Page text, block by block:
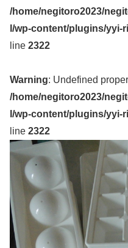
/home/negitoro2023/
l/wp-content/plugins/yyi-
line 2322
Warning: Undefined
/home/negitoro2023/
l/wp-content/plugins/yyi-
line 2322